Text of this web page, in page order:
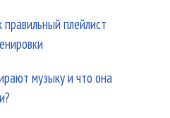
плейлист
музыку и что она